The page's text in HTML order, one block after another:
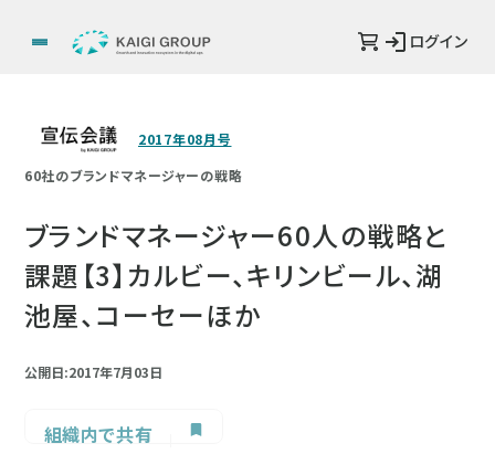
ログイン
2017年08月号
60社のブランドマネージャーの戦略
ブランドマネージャー60人の戦略と
課題【3】カルビー、キリンビール、湖
池屋、コーセーほか
公開日:2017年7月03日
組織内で共有